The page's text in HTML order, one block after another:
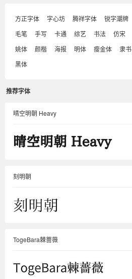
方正字体 字心坊 腾祥字体 锐字潮牌
毛笔
手写 卡通 综艺 书法 仿宋
姚体
颜楷 海报 明体 瘦金体 隶书
黑体
推荐字体
晴空明朝 Heavy
刻明朝
TogeBara棘蔷薇